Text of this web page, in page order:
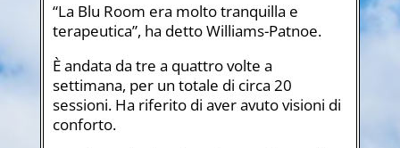
“La Blu Room era molto tranquilla e
terapeutica”, ha detto Williams-Patnoe.
È andata da tre a quattro volte a
settimana, per un totale di circa 20
sessioni. Ha riferito di aver avuto visioni di
conforto.